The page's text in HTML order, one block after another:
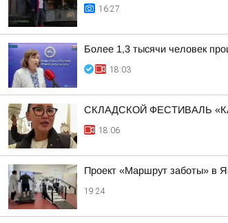
16:27
Более 1,3 тысячи человек
18:03
СКЛАДСКОЙ ФЕСТИВАЛЬ
18:06
Проект «Маршрут заботы» в
19:24